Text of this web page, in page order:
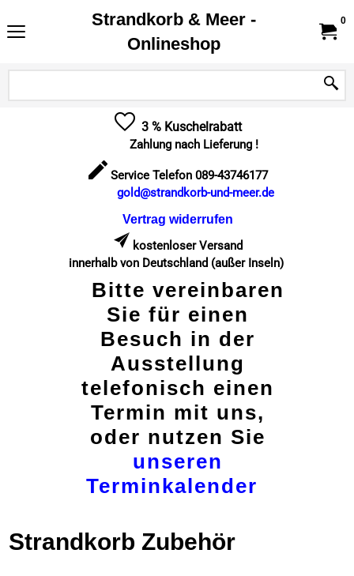
Strandkorb & Meer -
Onlineshop
0
3 % Kuschelrabatt
Zahlung nach Lieferung !
Service Telefon 089-43746177
gold@strandkorb-und-meer.de
Vertrag widerrufen
kostenloser Versand
innerhalb von Deutschland (außer Inseln)
Bitte vereinbaren
Sie für einen
Besuch in der
Ausstellung
telefonisch einen
Termin mit uns,
oder nutzen Sie
unseren
Terminkalender
Strandkorb Zubehör